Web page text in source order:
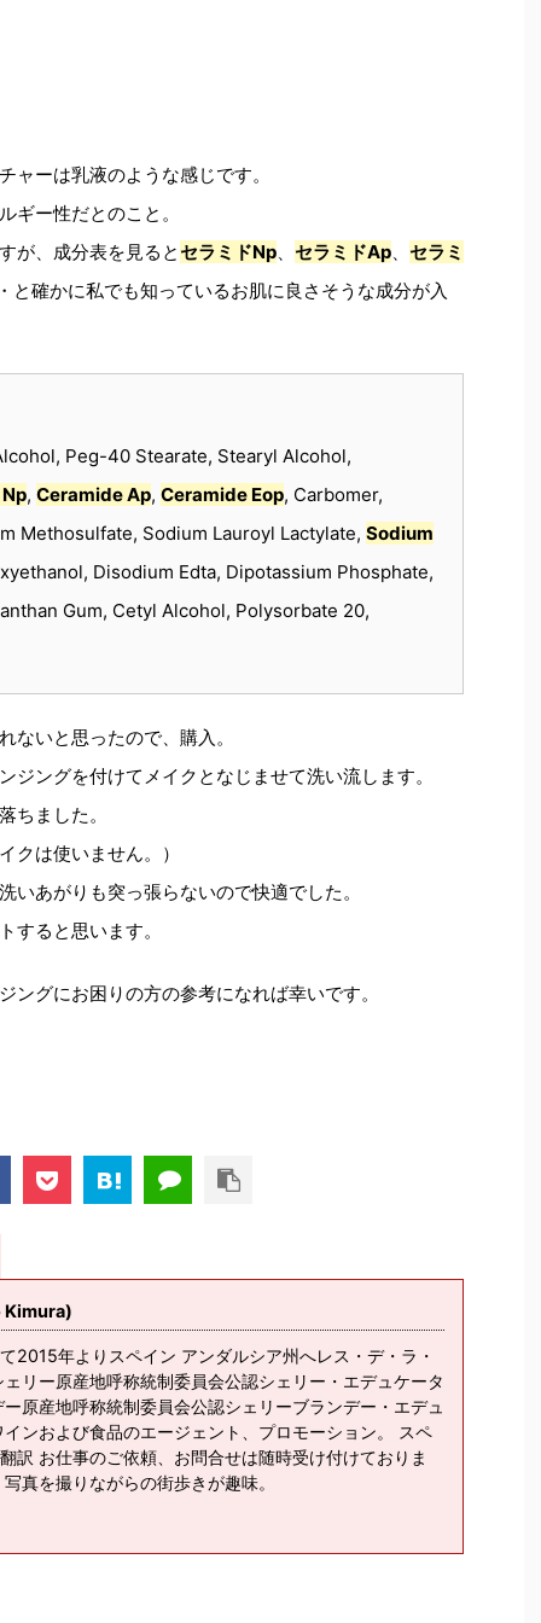
ャーは乳液のような感じです。
ギー性だとのこと。
が、成分表を見ると セラミドNp、 セラミドAp、 セラミ
と確かに私でも知っているお肌に良さそうな成分が入
Peg-40 Stearate, Stearyl Alcohol,
, Ceramide Ap, Ceramide Eop, Carbomer,
Methosulfate, Sodium Lauroyl Lactylate, Sodium
Disodium Edta, Dipotassium Phosphate,
Gum, Cetyl Alcohol, Polysorbate 20,
ないと思ったので、購入。
ジングを付けてメイクとなじませて洗い流します。
ちました。
クは使いません。）
あがりも突っ張らないので快適でした。
すると思います。
ングにお困りの方の参考になれば幸いです。
Kimura)
2015年よりスペイン アンダルシア州へレス・デ・ラ・
リー原産地呼称統制委員会公認シェリー・エデュケータ
原産地呼称統制委員会公認シェリーブランデー・エデュ
ンおよび食品のエージェント、プロモーション。 スペ
訳 お仕事のご依頼、お問合せは随時受け付けておりま
真を撮りながらの街歩きが趣味。